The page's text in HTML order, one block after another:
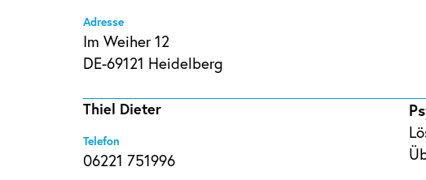
Adresse
Im Weiher 12
DE-69121 Heidelberg
Thiel Dieter
Telefon
06221 751996